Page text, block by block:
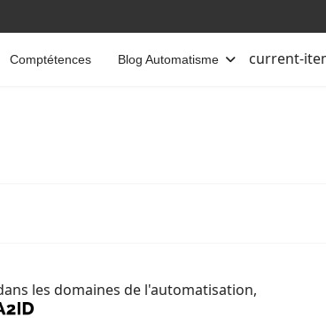
Comptétences Blog Automatisme current-
les domaines de l'automatisation,